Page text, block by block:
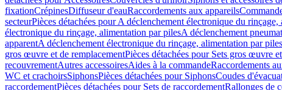
fixationCrépinesDiffuseur d'eauRaccordements aux appareils
secteurPièces détachées pour A déclenchement électronique du
électronique du rinçage, alimentation par pilesA déclenchement
apparentA déclenchement électronique du rinçage, alimentation par piles
gros œuvre et de remplacementPièces détachées pour Sets gros œuvre
recouvrementAutres accessoiresAides à la commandeRaccordements
WC et crachoirsSiphonsPièces détachées pour SiphonsCoudes
raccordementPièces détachées pour Sets de raccordementRallonges de